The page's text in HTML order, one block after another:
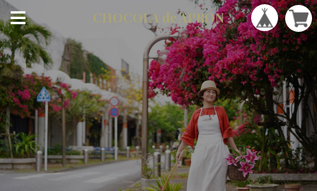
CHOCOLA de APRON